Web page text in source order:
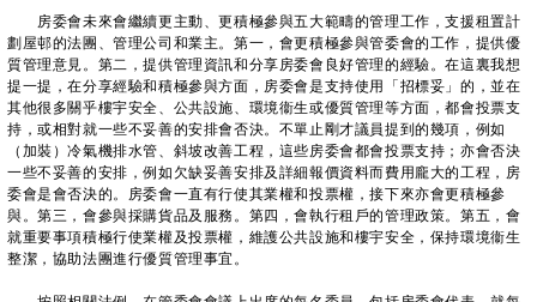
房委會未來會繼續更主動、更積極參與五大範疇的管理工作，支援租置計
劃屋邨的法團、管理公司和業主。第一，會更積極參與管委會的工作，提供優
質管理意見。第二，提供管理資訊和分享房委會良好管理的經驗。在這裏我想
提一提，在分享經驗和積極參與方面，房委會是支持使用「招標妥」的，並在
其他很多關乎樓宇安全、公共設施、環境衞生或優質管理等方面，都會投票支
持，或相對就一些不妥善的安排會否決。不單止剛才議員提到的幾項，例如
（加裝）冷氣機排水管、斜坡改善工程，這些房委會都會投票支持；亦會否決
一些不妥善的安排，例如欠缺妥善安排及詳細報價資料而費用龐大的工程，房
委會是會否決的。房委會一直有行使其業權和投票權，接下來亦會更積極參
與。第三，會參與採購貨品及服務。第四，會執行租戶的管理政策。第五，會
就重要事項積極行使業權及投票權，維護公共設施和樓宇安全，保持環境衞生
整潔，協助法團進行優質管理事宜。